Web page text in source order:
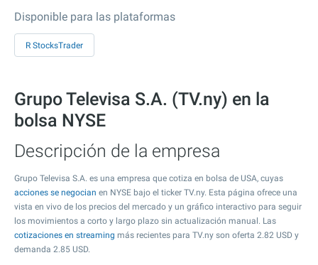
Disponible para las plataformas
R StocksTrader
Grupo Televisa S.A. (TV.ny) en la
bolsa NYSE
Descripción de la empresa
Grupo Televisa S.A. es una empresa que cotiza en bolsa de USA, cuyas
acciones se negocian en NYSE bajo el ticker TV.ny. Esta página ofrece una
vista en vivo de los precios del mercado y un gráfico interactivo para seguir
los movimientos a corto y largo plazo sin actualización manual. Las
cotizaciones en streaming más recientes para TV.ny son oferta 2.82 USD y
demanda 2.85 USD.